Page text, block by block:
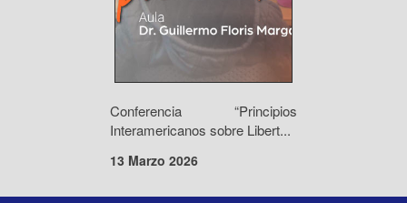
Conferencia “Principios
Interamericanos sobre Libert...
13 Marzo 2026